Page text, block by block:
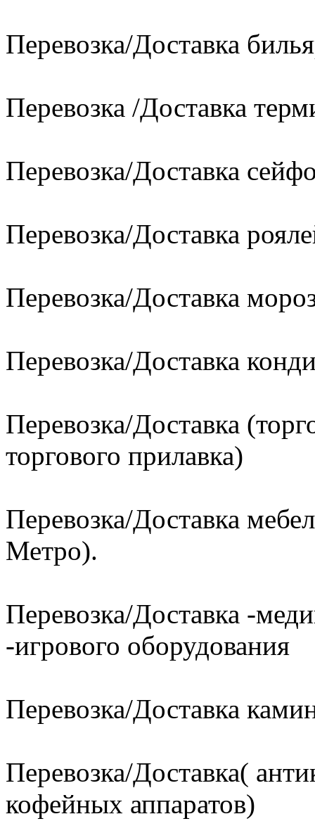
Перевозка/Доставка
Перевозка /Доставка
Перевозка/Доставка
Перевозка/Доставка
Перевозка/Доставка
Перевозка/Доставка
Перевозка/Доставка
торгового прилавка)
Перевозка/Доставка
Метро).
Перевозка/Доставка -
-игрового оборудования
Перевозка/Доставка
Перевозка/Доставка(
кофейных аппаратов)